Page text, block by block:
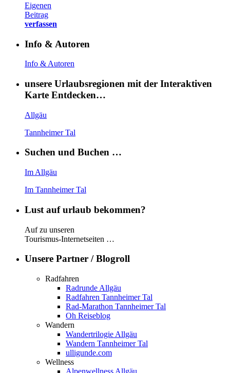
Eigenen
Beitrag
verfassen
Info & Autoren
Info & Autoren
unsere Urlaubsregionen mit der Interaktiven
Karte Entdecken…
Allgäu
Tannheimer Tal
Suchen und Buchen …
Im Allgäu
Im Tannheimer Tal
Lust auf urlaub bekommen?
Auf zu unseren
Tourismus-Internetseiten …
Unsere Partner / Blogroll
Radfahren
Radrunde Allgäu
Radfahren Tannheimer Tal
Rad-Marathon Tannheimer Tal
Oh Reiseblog
Wandern
Wandertrilogie Allgäu
Wandern Tannheimer Tal
ulligunde.com
Wellness
Alpenwellness Allgäu